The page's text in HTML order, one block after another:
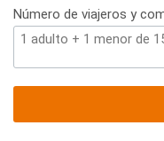
Número de viajeros y